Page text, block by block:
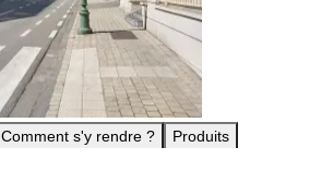
Comment s'y rendre ? Produits